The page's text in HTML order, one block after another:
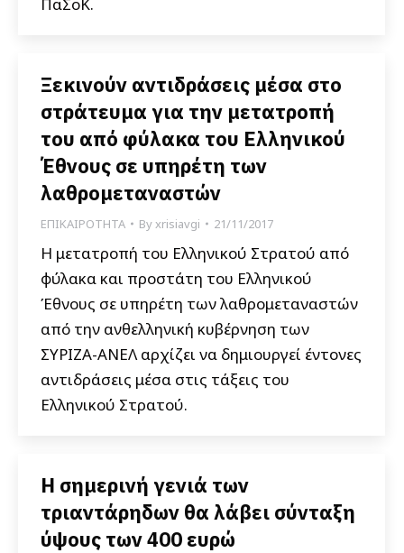
Ξεκινούν αντιδράσεις μέσα στο
στράτευμα για την μετατροπή
του από φύλακα του Ελληνικού
Έθνους σε υπηρέτη των
λαθρομεταναστών
ΕΠΙΚΑΙΡΟΤΗΤΑ Byxrisiavgi 21/11/2017
Η μετατροπή του Ελληνικού Στρατού από
φύλακα και προστάτη του Ελληνικού
Έθνους σε υπηρέτη των λαθρομεταναστών
από την ανθελληνική κυβέρνηση των
ΣΥΡΙΖΑ-ΑΝΕΛ αρχίζει να δημιουργεί έντονες
αντιδράσεις μέσα στις τάξεις του
Ελληνικού Στρατού.
Η σημερινή γενιά των
τριαντάρηδων θα λάβει σύνταξη
ύψους των 400 ευρώ